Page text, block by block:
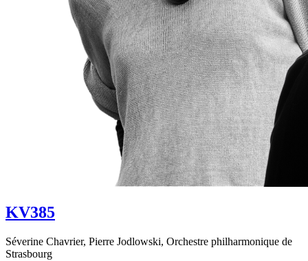
KV385
Séverine Chavrier, Pierre Jodlowski, Orchestre philharmonique de
Strasbourg